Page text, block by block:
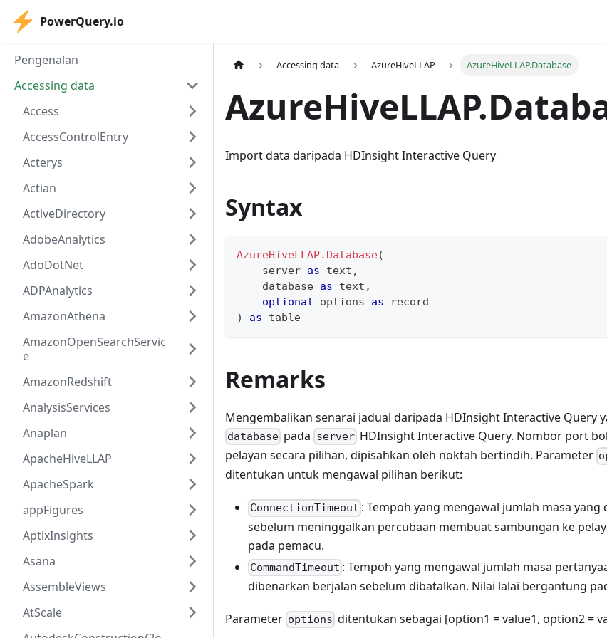
PowerQuery.io
Pengenalan
Accessing data
Access
AccessControlEntry
Acterys
Actian
ActiveDirectory
AdobeAnalytics
AdoDotNet
ADPAnalytics
AmazonAthena
AmazonOpenSearchServic
e
AmazonRedshift
AnalysisServices
Anaplan
ApacheHiveLLAP
ApacheSpark
appFigures
AptixInsights
Asana
AssembleViews
AtScale
Accessing data AzureHiveLLAP AzureHiveLLAP.Database
Import data daripada HDInsight Interactive Query
Syntax
AzureHiveLLAP.Database(
    server
as text ,
    database
as text ,
optional options as
record
)
as table
Remarks
Mengembalikan senarai jadual daripada HDInsight Interactive Query
database pada serverHDInsight Interactive Query. Nombor port
pelayan secara pilihan, dipisahkan oleh noktah bertindih. Parameter
ditentukan untuk mengawal pilihan berikut:
ConnectionTimeout : Tempoh yang mengawal jumlah masa
sebelum meninggalkan percubaan membuat sambungan ke
pada pemacu.
CommandTimeout : Tempoh yang mengawal jumlah masa
dibenarkan berjalan sebelum dibatalkan. Nilai lalai bergantung
Parameter options ditentukan sebagai [option1 = value1, option2 =